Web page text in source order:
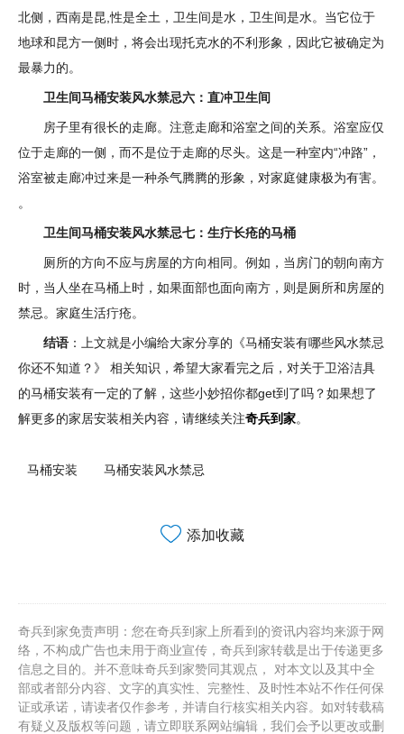
北侧，西南是昆,性是全土，卫生间是水，卫生间是水。当它位于
地球和昆方一侧时，将会出现托克水的不利形象，因此它被确定为
最暴力的。
卫生间马桶安装风水禁忌六：直冲卫生间
房子里有很长的走廊。注意走廊和浴室之间的关系。浴室应仅
位于走廊的一侧，而不是位于走廊的尽头。这是一种室内“冲路”，
浴室被走廊冲过来是一种杀气腾腾的形象，对家庭健康极为有害。
。
卫生间马桶安装风水禁忌七：生疔长疮的马桶
厕所的方向不应与房屋的方向相同。例如，当房门的朝向南方
时，当人坐在马桶上时，如果面部也面向南方，则是厕所和房屋的
禁忌。家庭生活疔疮。
结语 ：上文就是小编给大家分享的《马桶安装有哪些风水禁忌
你还不知道？》 相关知识，希望大家看完之后，对关于卫浴洁具
的马桶安装有一定的了解，这些小妙招你都get到了吗？如果想了
解更多的家居安装相关内容，请继续关注奇兵到家。
马桶安装 马桶安装风水禁忌
添加收藏
奇兵到家免责声明：您在奇兵到家上所看到的资讯内容均来源于网
络，不构成广告也未用于商业宣传，奇兵到家转载是出于传递更多
信息之目的。并不意味奇兵到家赞同其观点， 对本文以及其中全
部或者部分内容、文字的真实性、完整性、及时性本站不作任何保
证或承诺，请读者仅作参考，并请自行核实相关内容。如对转载稿
有疑义及版权等问题，请立即联系网站编辑，我们会予以更改或删